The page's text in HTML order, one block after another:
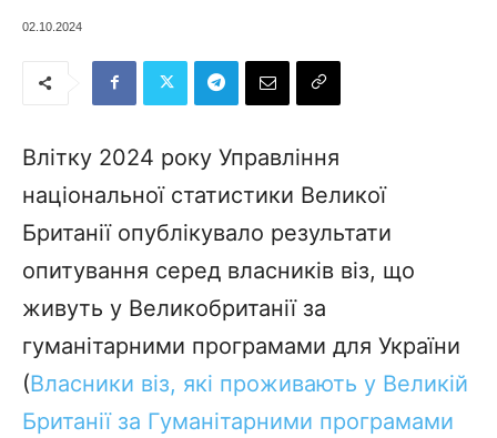
02.10.2024
Влітку 2024 року Управління
національної статистики Великої
Британії опублікувало результати
опитування серед власників віз, що
живуть у Великобританії за
гуманітарними програмами для України
(Власники віз, які проживають у Великій
Британії за Гуманітарними програмами